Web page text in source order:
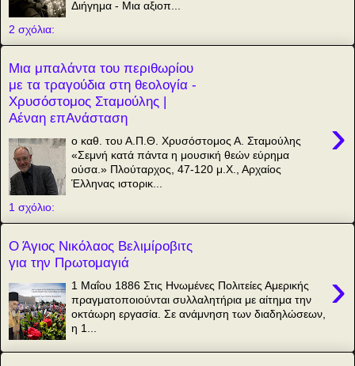
Διήγημα - Μια αξιοπ...
2 σχόλια:
Μια μπαλάντα του περιθωρίου
με τα τραγούδια στη θεολογία -
Χρυσόστομος Σταμούλης |
Αέναη επΑνάσταση
›
ο καθ. του Α.Π.Θ. Χρυσόστομος Α. Σταμούλης
«Σεμνή κατά πάντα η μουσική θεών εύρημα
ούσα.» Πλούταρχος, 47-120 μ.Χ., Αρχαίος
Έλληνας ιστορικ...
1 σχόλιο:
Ο Άγιος Νικόλαος Βελιμίροβιτς
για την Πρωτομαγιά
›
1 Μαΐου 1886 Στις Ηνωμένες Πολιτείες Αμερικής
πραγματοποιούνται συλλαλητήρια με αίτημα την
οκτάωρη εργασία. Σε ανάμνηση των διαδηλώσεων,
η 1...